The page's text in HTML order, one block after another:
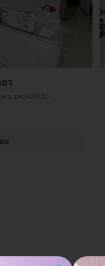
า
จ. ชลบุรี 20150
ด